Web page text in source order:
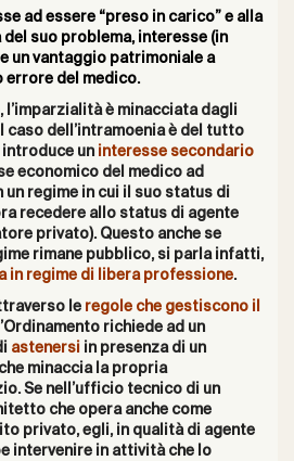
ad essere “preso in carico” e alla
suo problema, interesse (in
un vantaggio patrimoniale a
errore del medico.
l’imparzialità è minacciata dagli
caso dell’intramoenia è del tutto
un interesse secondario
economico del medico ad
regime in cui il suo status di
recedere allo status di agente
privato). Questo anche se
rimane pubblico, si parla infatti,
in regime di libera professione.
le regole che gestiscono il
richiede ad un
astenersi in presenza di un
minaccia la propria
Se nell’ufficio tecnico di un
che opera anche come
privato, egli, in qualità di agente
intervenire in attività che lo